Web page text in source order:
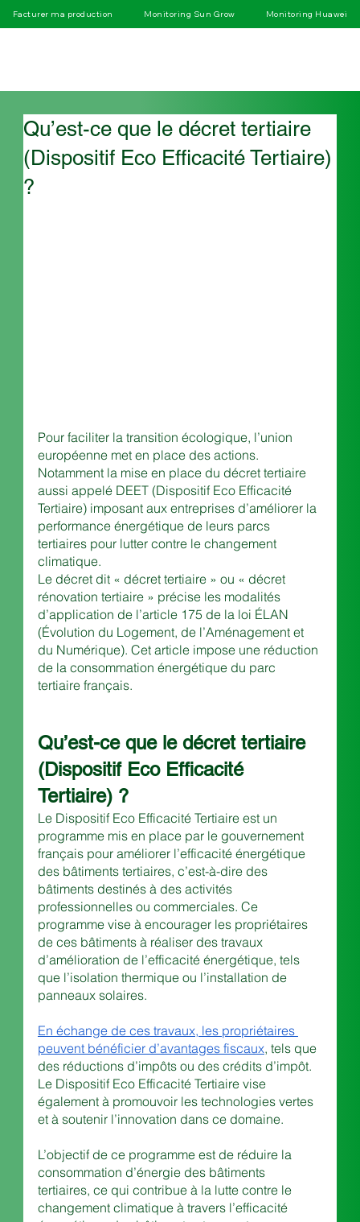
Facturer ma production Monitoring Sun Grow Monitoring Huawei
Qu’est-ce que le décret tertiaire
(Dispositif Eco Efficacité Tertiaire)
?
Pour faciliter la transition écologique, l’union
européenne met en place des actions.
Notamment la mise en place du décret tertiaire
aussi appelé DEET (Dispositif Eco Efficacité
Tertiaire) imposant aux entreprises d’améliorer la
performance énergétique de leurs parcs
tertiaires pour lutter contre le changement
climatique.
Le décret dit « décret tertiaire » ou « décret
rénovation tertiaire » précise les modalités
d’application de l’article 175 de la loi ÉLAN
(Évolution du Logement, de l’Aménagement et
du Numérique). Cet article impose une réduction
de la consommation énergétique du parc
tertiaire français.
Qu’est-ce que le décret tertiaire
(Dispositif Eco Efficacité
Tertiaire) ?
Le Dispositif Eco Efficacité Tertiaire est un
programme mis en place par le gouvernement
français pour améliorer l’efficacité énergétique
des bâtiments tertiaires, c’est-à-dire des
bâtiments destinés à des activités
professionnelles ou commerciales. Ce
programme vise à encourager les propriétaires
de ces bâtiments à réaliser des travaux
d’amélioration de l’efficacité énergétique, tels
que l’isolation thermique ou l’installation de
panneaux solaires.
En échange de ces travaux, les propriétaires
peuvent bénéficier d’avantages fiscaux, tels que
des réductions d’impôts ou des crédits d’impôt.
Le Dispositif Eco Efficacité Tertiaire vise
également à promouvoir les technologies vertes
et à soutenir l’innovation dans ce domaine.
L’objectif de ce programme est de réduire la
consommation d’énergie des bâtiments
tertiaires, ce qui contribue à la lutte contre le
changement climatique à travers l’efficacité